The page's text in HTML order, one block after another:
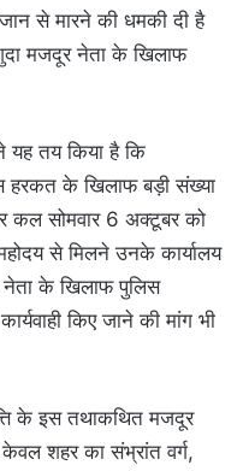
से मारने की धमकी दी है
मजदूर नेता के खिलाफ
यह तय किया है कि
हरकत के खिलाफ बड़ी संख्या
कल सोमवार 6 अक्टूबर को
से मिलने उनके कार्यालय
के खिलाफ पुलिस
किए जाने की मांग भी
के इस तथाकथित मजदूर
शहर का संभ्रांत वर्ग,